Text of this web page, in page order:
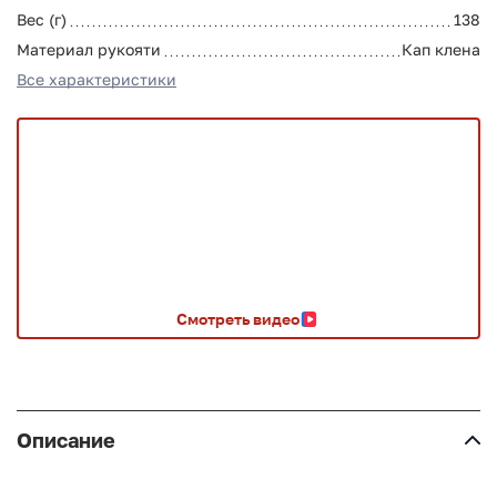
Вес (г)
138
Материал рукояти
Кап клена
Все характеристики
Смотреть видео
Описание